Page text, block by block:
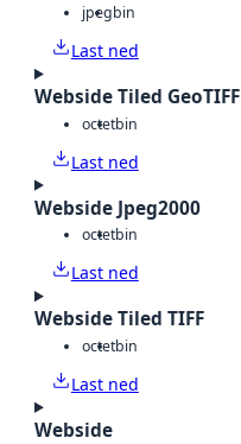
jpegbin
Last ned
Webside Tiled GeoTIFF
octetbin
Last ned
Webside Jpeg2000
octetbin
Last ned
Webside Tiled TIFF
octetbin
Last ned
Webside